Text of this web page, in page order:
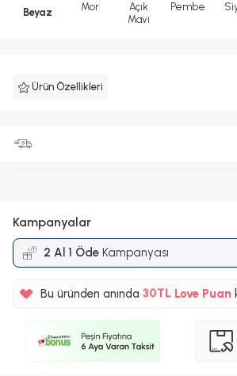
Beyaz Mor
Açık
Mavi
Pembe
Ürün Özellikleri
Kampanyalar
2 Al 1 Öde Kampanyası
Bu üründen anında 30TL Love Puan